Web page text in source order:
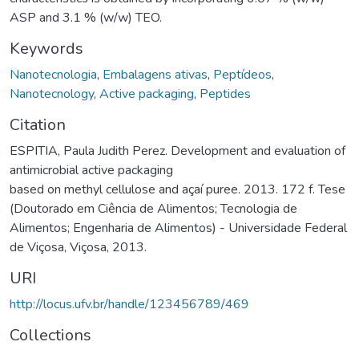
ASP and 3.1 % (w/w) TEO.
Keywords
Nanotecnologia, Embalagens ativas, Peptídeos,
Nanotecnology, Active packaging, Peptides
Citation
ESPITIA, Paula Judith Perez. Development and evaluation of
antimicrobial active packaging
based on methyl cellulose and açaí puree. 2013. 172 f. Tese
(Doutorado em Ciência de Alimentos; Tecnologia de
Alimentos; Engenharia de Alimentos) - Universidade Federal
de Viçosa, Viçosa, 2013.
URI
http://locus.ufv.br/handle/123456789/469
Collections